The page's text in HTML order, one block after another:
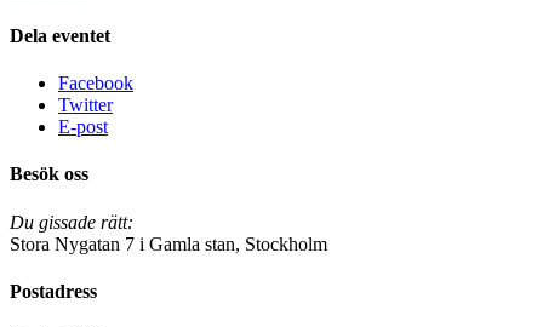
Dela eventet
Facebook
Twitter
E-post
Besök oss
Du gissade rätt:
Stora Nygatan 7 i Gamla stan, Stockholm
Postadress